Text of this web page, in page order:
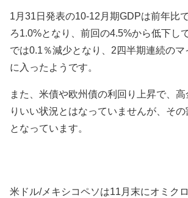
1月31日発表の10-12月期GDPは前年比
ろ1.0%となり、前回の4.5%から低下し
では0.1％減少となり、2四半期連続のマ
に入ったようです。
また、米債や欧州債の利回り上昇で、高
りいい状況とはなっていませんが、そ
となっています。
米ドル/メキシコペソは11月末にオミク